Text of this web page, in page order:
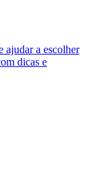
ajudar a escolher
dicas e